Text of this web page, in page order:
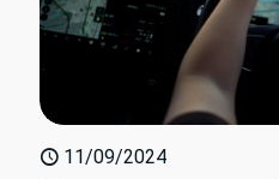
11/09/2024